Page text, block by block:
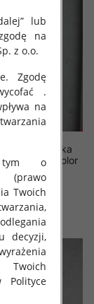
(Polska
S-XL, 1 Kolor
5 szt
zł
lub
na
z o.o.
Zgodę
.
na
tym o
(prawo
Twoich
decyzji,
Twoich
Polityce